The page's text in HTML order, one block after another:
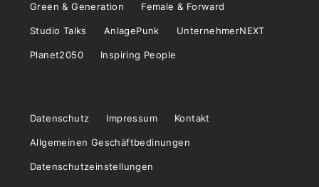
Green & Generation Female & Forward
Studio Talks AnlagePunk UnternehmerNEXT
Planet2050 Inspiring People
Datenschutz Impressum Kontakt
Allgemeinen Geschäftbedinungen
Datenschutzeinstellungen